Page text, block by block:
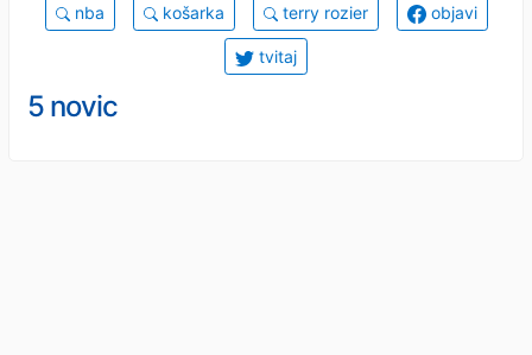
nba košarka terry rozier objavi
tvitaj
5 novic